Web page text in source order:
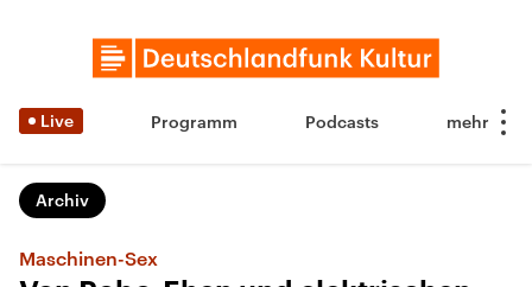
Live Programm Podcasts
Archiv
Maschinen-Sex